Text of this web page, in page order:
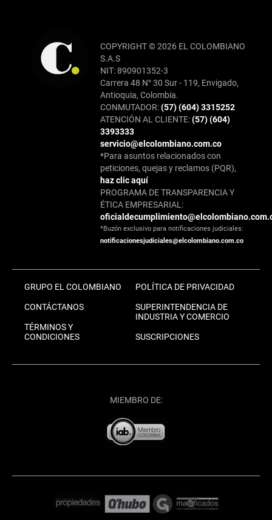
COPYRIGHT © 2026 EL COLOMBIANO
S.A.S
NIT: 890901352-3
Carrera 48 N° 30 Sur - 119, Envigado,
Antioquia, Colombia.
CONMUTADOR:(57) (604) 3315252
ATENCIÓN AL CLIENTE:(57) (604)
3393333
servicio@elcolombiano.com.co
*Para asuntos relacionados con
peticiones, quejas y reclamos (PQR),
haz clic aquí
PROGRAMA DE TRANSPARENCIA Y
ÉTICA EMPRESARIAL:
*Buzón exclusivo para notificaciones judiciales:
notificacionesjudiciales@elcolombiano.com.co
GRUPO EL COLOMBIANO
CONTÁCTANOS
TÉRMINOS Y
CONDICIONES
POLÍTICA DE PRIVACIDAD
SUPERINTENDENCIA DE
INDUSTRIA Y COMERCIO
SUSCRIPCIONES
MIEMBRO DE: